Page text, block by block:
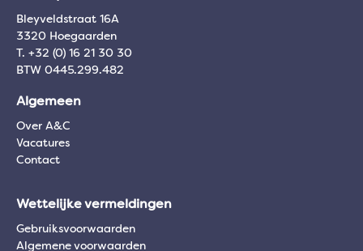
Bleyveldstraat 16A
3320 Hoegaarden
T. +32 (0) 16 21 30 30
BTW 0445.299.482
Algemeen
Over A&C
Vacatures
Contact
Wettelijke vermeldingen
Gebruiksvoorwaarden
Algemene voorwaarden